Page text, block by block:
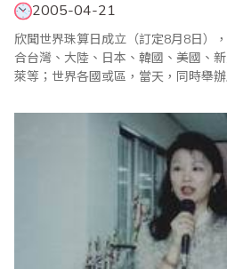
2005-04-21
欣聞世界珠算日成立（訂定8月8日）
合台灣、大陸、日本、韓國、美國、
萊等；世界各國或區，當天，同時舉
珠算心算事業發展，用心良苦，熱心
的組織工程。筆者從事珠算教育四十
壇喜訊，萬民同慶之際，特地向參與籌